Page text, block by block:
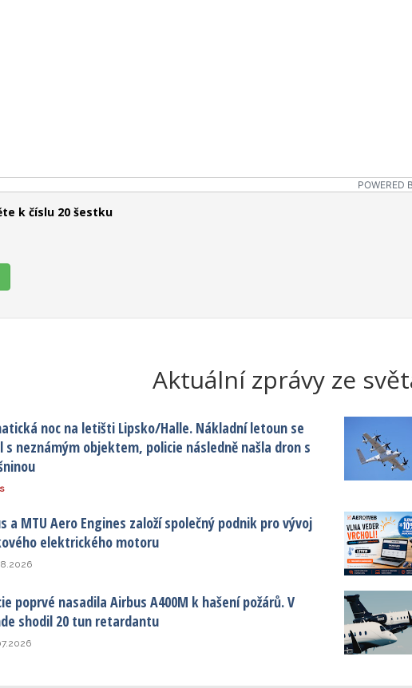
POWERED
k číslu 20 šestku
Aktuální zprávy ze
noc na letišti Lipsko/Halle. Nákladní letoun se
neznámým objektem, policie následně našla dron s
a MTU Aero Engines založí společný podnik pro vývoj
elektrického motoru
poprvé nasadila Airbus A400M k hašení požárů. V
shodil 20 tun retardantu